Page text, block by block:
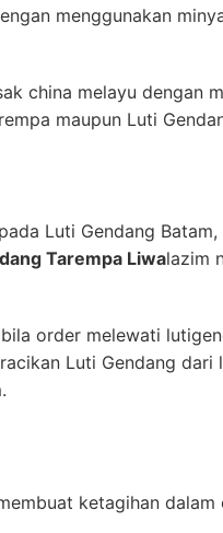
menggunakan
china melayu dengan
maupun Luti
Luti Gendang Batam,
Tarempa Liwalazim
order melewati
Luti Gendang dari
ketagihan dalam